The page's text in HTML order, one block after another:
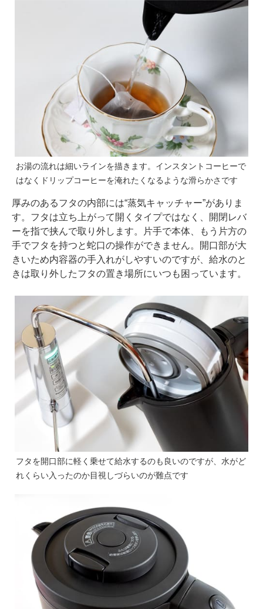
お湯の流れは細いラインを描きます。インスタントコーヒーで
はなくドリップコーヒーを淹れたくなるような滑らかさです
厚みのあるフタの内部には“蒸気キャッチャー”がありま
す。フタは立ち上がって開くタイプではなく、開閉レバ
ーを指で挟んで取り外します。片手で本体、もう片方の
手でフタを持つと蛇口の操作ができません。開口部が大
きいため内容器の手入れがしやすいのですが、給水のと
きは取り外したフタの置き場所にいつも困っています。
フタを開口部に軽く乗せて給水するのも良いのですが、水がど
れくらい入ったのか目視しづらいのが難点です